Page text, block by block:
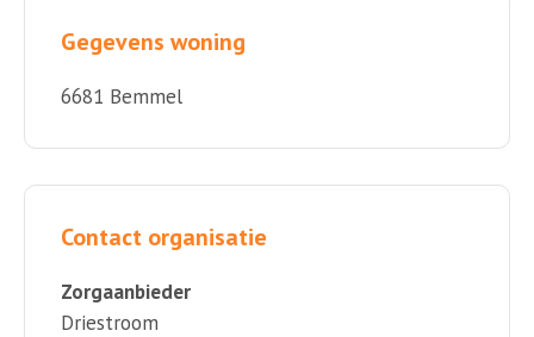
Gegevens woning
6681 Bemmel
Contact organisatie
Zorgaanbieder
Driestroom